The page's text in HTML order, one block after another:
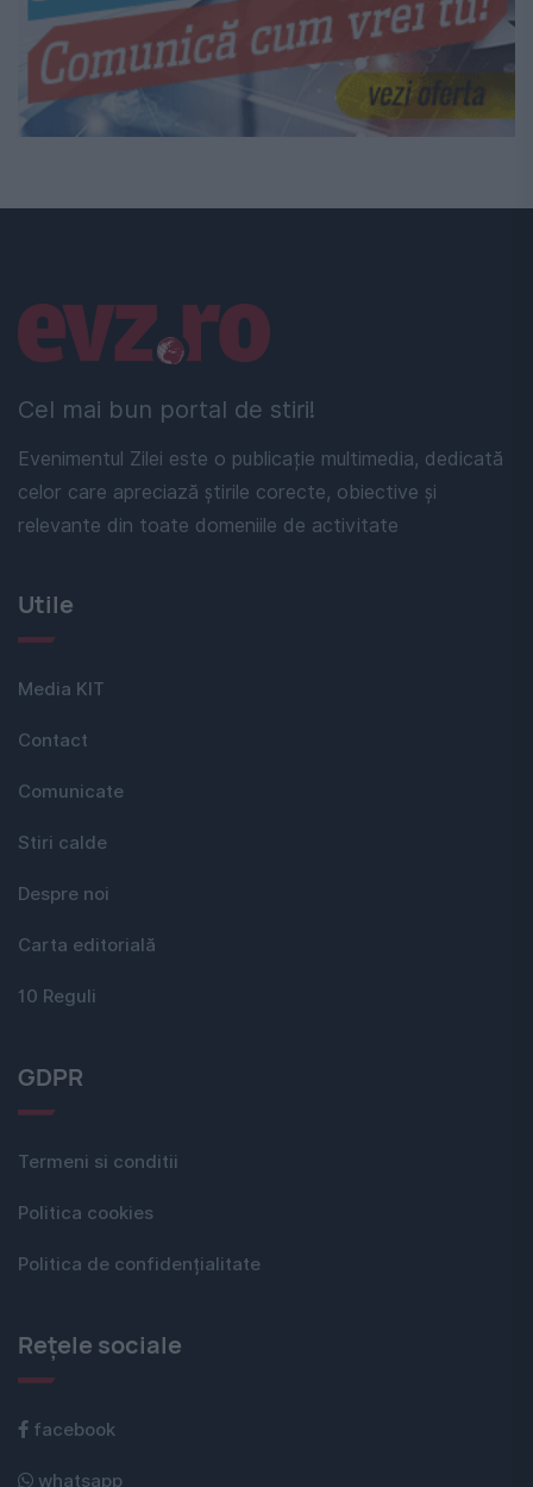
Cel mai bun portal de stiri!
Evenimentul Zilei este o publicație multimedia, dedicată
celor care apreciază știrile corecte, obiective și
relevante din toate domeniile de activitate
Linkuri utile
Utile
Media KIT
Contact
Comunicate
Stiri calde
Despre noi
Carta editorială
10 Reguli
GDPR
Termeni si conditii
Politica cookies
Politica de confidențialitate
Rețele sociale
facebook
whatsapp